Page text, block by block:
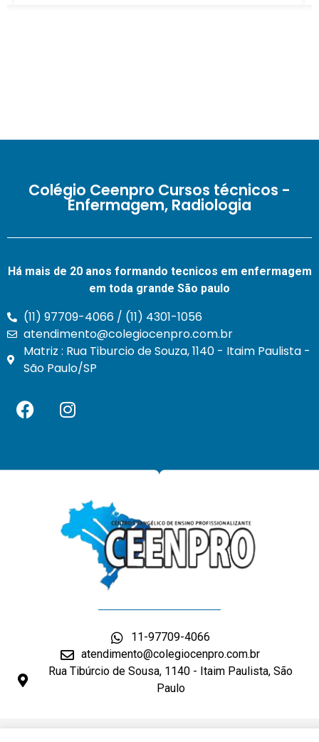
Colégio Ceenpro Cursos técnicos -
Enfermagem, Radiologia
Há mais de 20 anos formando tecnicos em enfermagem
em toda grande São paulo
(11) 97709-4066 / (11) 4301-1056
atendimento@colegiocenpro.com.br
Matriz : Rua Tiburcio de Souza, 1140 - Itaim Paulista -
São Paulo/SP
11-97709-4066
atendimento@colegiocenpro.com.br
Rua Tibúrcio de Sousa, 1140 - Itaim Paulista, São
Paulo